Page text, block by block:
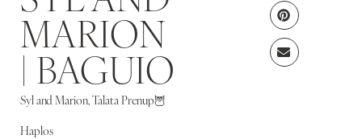
MARION
| BAGUIO
Syl and Marion, Talata Prenup🦉
Haplos